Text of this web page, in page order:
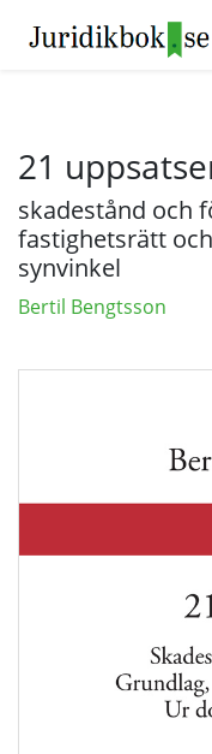
21
skadestånd och
fastighetsrätt
synvinkel
Bertil Bengtsson